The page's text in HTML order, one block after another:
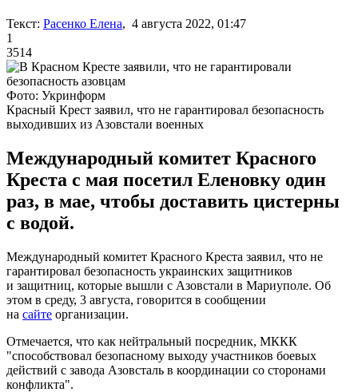
Текст: Расенко Елена, 4 августа 2022, 01:47
1
3514
Фото: Укринформ
Красный Крест заявил, что не гарантировал безопасность
выходивших из Азовстали военных
Международный комитет Красного
Креста с мая посетил Еленовку один
раз, в мае, чтобы доставить цистерны
с водой.
Международный комитет Красного Креста заявил, что не
гарантировал безопасность украинских защитников
и защитниц, которые вышли с Азовстали в Мариуполе. Об
этом в среду, 3 августа, говорится в сообщении
на сайте организации.
Отмечается, что как нейтральный посредник, МККК
"способствовал безопасному выходу участников боевых
действий с завода Азовсталь в координации со сторонами
конфликта".